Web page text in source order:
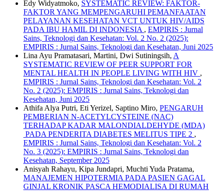
Edy Widyatmoko, SYSTEMATIC REVIEW: FAKTOR-
FAKTOR YANG MEMPENGARUHI PEMANFAATAN
PELAYANAN KESEHATAN VCT UNTUK HIV/AIDS
PADA IBU HAMIL DI INDONESIA , EMPIRIS : Jurnal
Sains, Teknologi dan Kesehatan: Vol. 2 No. 2 (2025):
EMPIRIS : Jurnal Sains, Teknologi dan Kesehatan, Juni 2025
Lina Ayu Pramatasari, Martini, Dwi Sutiningsih, A
SYSTEMATIC REVIEW OF PEER SUPPORT FOR
MENTAL HEALTH IN PEOPLE LIVING WITH HIV ,
EMPIRIS : Jurnal Sains, Teknologi dan Kesehatan: Vol. 2
No. 2 (2025): EMPIRIS : Jurnal Sains, Teknologi dan
Kesehatan, Juni 2025
Athifa Alya Putri, Eti Yerizel, Saptino Miro, PENGARUH
PEMBERIAN N-ACETYLCYSTEINE (NAC)
TERHADAP KADAR MALONDIALDEHYDE (MDA)
PADA PENDERITA DIABETES MELITUS TIPE 2 ,
EMPIRIS : Jurnal Sains, Teknologi dan Kesehatan: Vol. 2
No. 3 (2025): EMPIRIS : Jurnal Sains, Teknologi dan
Kesehatan, September 2025
Anisyah Rahayu, Kipa Jundapri, Muchti Yuda Pratama,
MANAJEMEN HIPOTERMIA PADA PASIEN GAGAL
GINJAL KRONIK PASCA HEMODIALISA DI RUMAH